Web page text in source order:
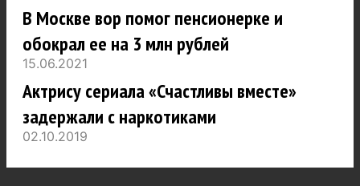
В Москве вор помог пенсионерке и
обокрал ее на 3 млн рублей
15.06.2021
Актрису сериала «Счастливы вместе»
задержали с наркотиками
02.10.2019